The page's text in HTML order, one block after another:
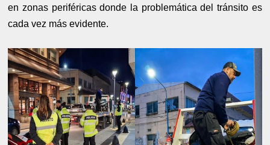
en zonas periféricas donde la problemática del tránsito es
cada vez más evidente.